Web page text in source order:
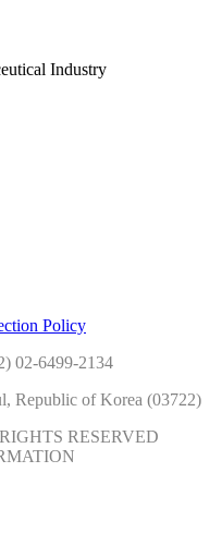
Industry
Policy
02-6499-2134
Republic of Korea (03722)
RESERVED